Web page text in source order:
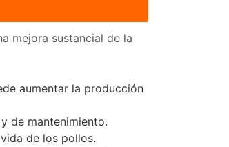
mejora sustancial de la
aumentar la producción
de mantenimiento.
de los pollos.